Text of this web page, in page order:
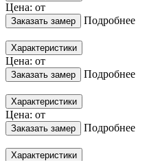
Цена: от
Заказать замер Подробнее
Характеристики
Цена: от
Заказать замер Подробнее
Характеристики
Цена: от
Заказать замер Подробнее
Характеристики